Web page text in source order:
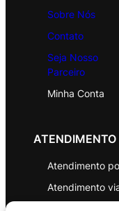
Sobre Nós
Contato
Seja Nosso
Parceiro
Minha Conta
ATENDIMENTO
Atendimento
Atendimento